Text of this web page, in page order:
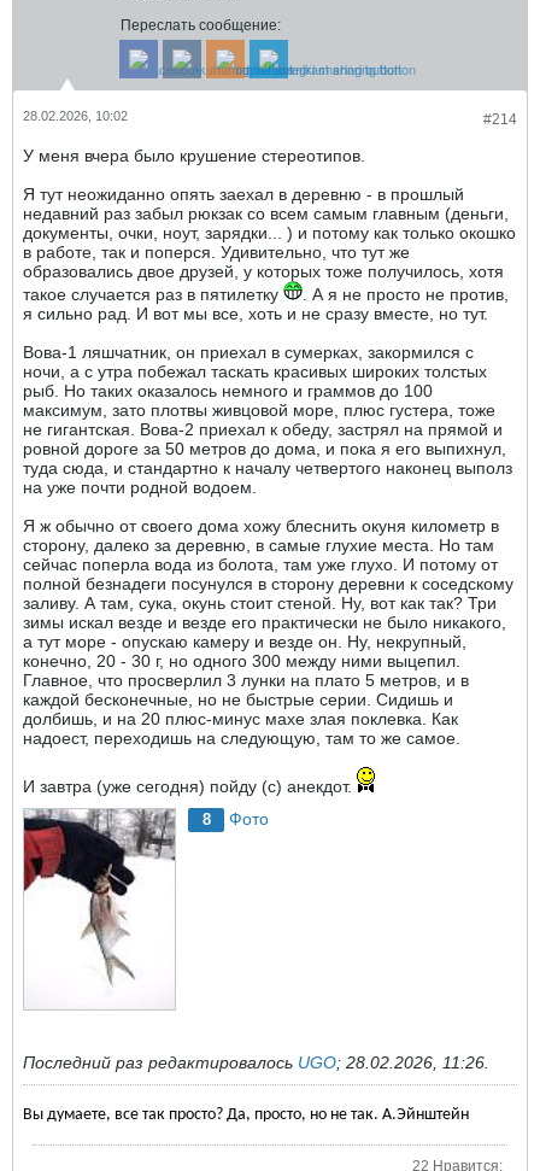
Переслать сообщение:
#214
28.02.2026, 10:02
У меня вчера было крушение стереотипов.
Я тут неожиданно опять заехал в деревню - в прошлый
недавний раз забыл рюкзак со всем самым главным (деньги,
документы, очки, ноут, зарядки... ) и потому как только окошко
в работе, так и поперся. Удивительно, что тут же
образовались двое друзей, у которых тоже получилось, хотя
такое случается раз в пятилетку
. А я не просто не против,
я сильно рад. И вот мы все, хоть и не сразу вместе, но тут.
Вова-1 ляшчатник, он приехал в сумерках, закормился с
ночи, а с утра побежал таскать красивых широких толстых
рыб. Но таких оказалось немного и граммов до 100
максимум, зато плотвы живцовой море, плюс густера, тоже
не гигантская. Вова-2 приехал к обеду, застрял на прямой и
ровной дороге за 50 метров до дома, и пока я его выпихнул,
туда сюда, и стандартно к началу четвертого наконец выполз
на уже почти родной водоем.
Я ж обычно от своего дома хожу блеснить окуня километр в
сторону, далеко за деревню, в самые глухие места. Но там
сейчас поперла вода из болота, там уже глухо. И потому от
полной безнадеги посунулся в сторону деревни к соседскому
заливу. А там, сука, окунь стоит стеной. Ну, вот как так? Три
зимы искал везде и везде его практически не было никакого,
а тут море - опускаю камеру и везде он. Ну, некрупный,
конечно, 20 - 30 г, но одного 300 между ними выцепил.
Главное, что просверлил 3 лунки на плато 5 метров, и в
каждой бесконечные, но не быстрые серии. Сидишь и
долбишь, и на 20 плюс-минус махе злая поклевка. Как
надоест, переходишь на следующую, там то же самое.
И завтра (уже сегодня) пойду (с) анекдот.
8 Фото
Последний раз редактировалось UGO; 28.02.2026, 11:26
Вы думаете, все так просто? Да, просто, но не так. А.Эйнштейн
22 Нравится: